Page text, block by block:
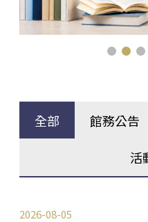
全部 館務公告
活
2026-08-05